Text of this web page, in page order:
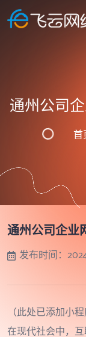
通州公司
首
通州公司企业
发布时间：
（此处已添加小
在现代社会中，